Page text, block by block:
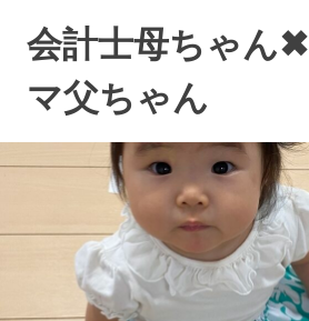
へ
ス
会計士母ちゃん
マ父ちゃん